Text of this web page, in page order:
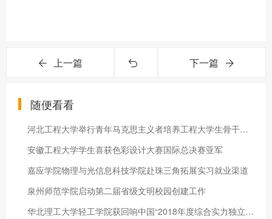
上一篇 下一篇
随便看看
河北工程大学举行青年马克思主义者培养工程大学生骨干秋季培训班
安徽工程大学学生喜获色彩设计大赛国际总决赛亚军
嘉应学院物理与光信息科技学院赴珠三角拓展实习就业渠道
泉州师范学院启动第二届省级文明校园创建工作
华北理工大学轻工学院获回响中国“2018年度综合实力独立学院”